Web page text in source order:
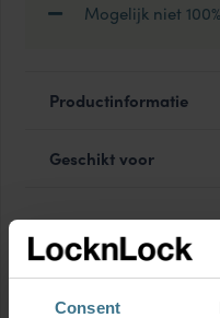
Consent
Mogelijk niet
Productinformatie
Geschikt voor
MIX & MATCH